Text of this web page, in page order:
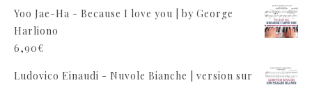
Yoo Jae-Ha - Because I love you | by George
Harliono
6,90€
Ludovico Einaudi - Nuvole Bianche | version sur